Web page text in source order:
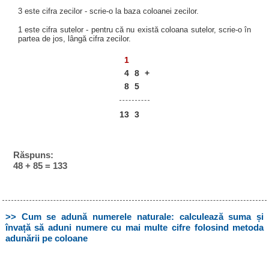
3 este cifra zecilor - scrie-o la baza coloanei zecilor.
1 este cifra sutelor - pentru că nu există coloana sutelor, scrie-o în
partea de jos, lângă cifra zecilor.
1
4 8 +
8 5
13 3
Răspuns:
48 + 85 = 133
>> Cum se adună numerele naturale: calculează suma și
învață să aduni numere cu mai multe cifre folosind metoda
adunării pe coloane